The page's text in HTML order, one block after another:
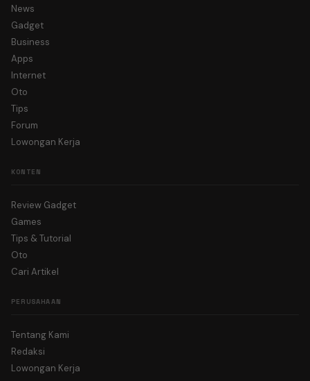
News
Gadget
Business
Apps
Internet
Oto
Tips
Forum
Lowongan Kerja
KONTEN
Review Gadget
Games
Tips & Tutorial
Oto
Cari Artikel
PERUSAHAAN
Tentang Kami
Redaksi
Lowongan Kerja